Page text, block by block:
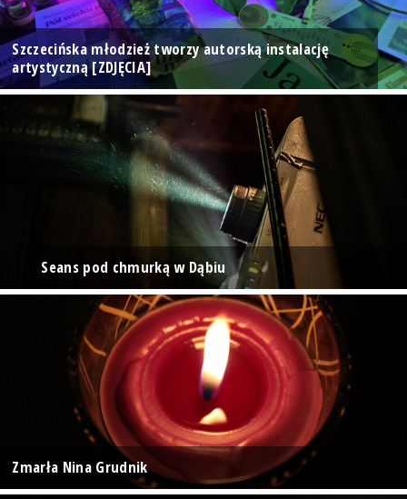
Szczecińska młodzież tworzy autorską instalację
artystyczną [ZDJĘCIA]
Seans pod chmurką w Dąbiu
Zmarła Nina Grudnik